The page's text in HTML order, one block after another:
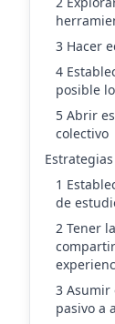
3 Hacer
4
posible
5 Abrir
colectivo
1
de
2 Tener
3 Asumir
pasivo a